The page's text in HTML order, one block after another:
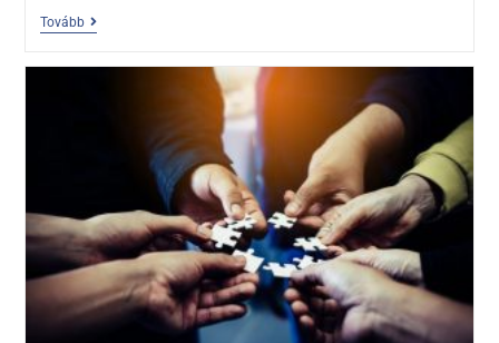
Tovább